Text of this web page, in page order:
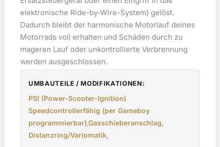
elektronische Ride-by-Wire-System) gelöst.
Dadurch bleibt der harmonische Motorlauf deines
Motorrads voll erhalten und Schäden durch zu
mageren Lauf oder unkontrollierte Verbrennung
werden ausgeschlossen.
UMBAUTEILE / MODIFIKATIONEN:
PSI (Power-Scooter-Ignition)
Speedcontrollerfähig (per Gameboy
programmierbar),Gasschieberanschlag,
Distanzring/Variomatik,